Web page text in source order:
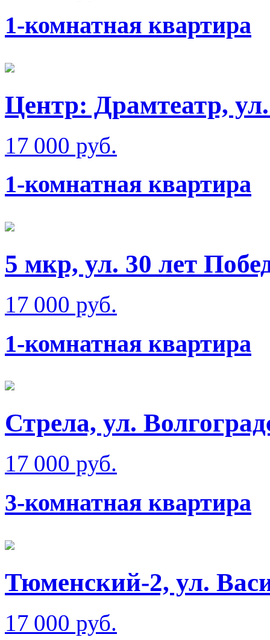
1-комнатная квартира
Центр: Драмтеатр,
17 000 руб.
1-комнатная квартира
5 мкр, ул. 30 лет
17 000 руб.
1-комнатная квартира
Стрела, ул.
17 000 руб.
3-комнатная квартира
Тюменский-2, ул.
17 000 руб.